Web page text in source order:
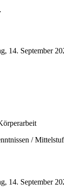
14. September
/
14. September